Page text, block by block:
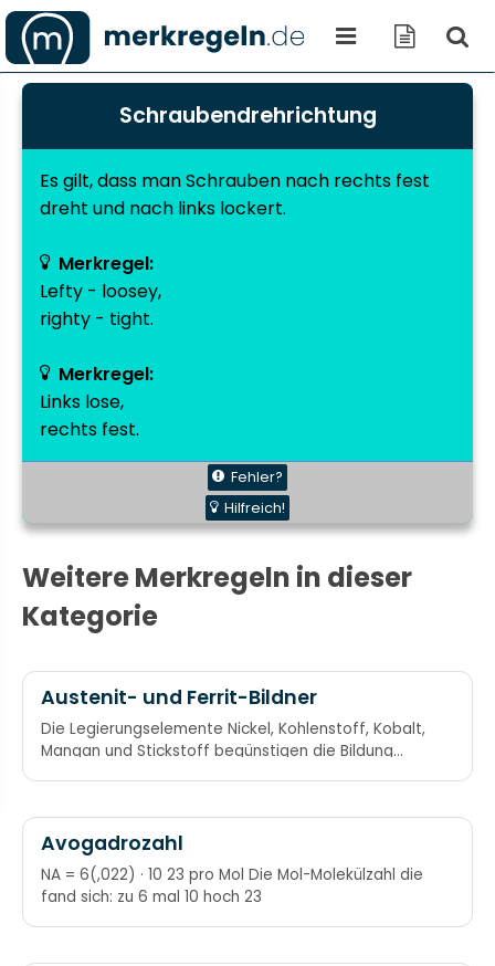
Schraubendrehrichtung
Es gilt, dass manSchrauben nach rechts fest
dreht und nach links lockert.
Merkregel:
Lefty - loosey,
righty - tight.
Merkregel:
Links lose,
rechts fest.
Fehler?
Hilfreich!
Weitere Merkregeln in dieser
Kategorie
Austenit- und Ferrit-Bildner
Die Legierungselemente Nickel, Kohlenstoff, Kobalt,
Mangan und Stickstoff begünstigen die Bildung
Vanadium und Wolfram begünstigen die Bildung
eines ferritischen Gefüges bei Stählen.
Austenitbildner: NiCCo-ManN macht Gamma an
Ferritbildner: CrAlTiTaSiMoVW
Avogadrozahl
NA = 6(,022) · 10 23 pro Mol Die Mol-Molekülzahl die
fand sich: zu 6 mal 10 hoch 23